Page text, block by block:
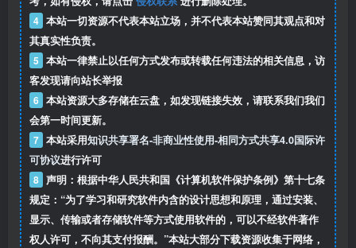
4 本站一切资源不代表本站立场，并不代表本站赞同其观点和对
其真实性负责。
5 本站一律禁止以任何方式发布或转载任何违法的相关信息，访
客发现请向站长举报
6 本站资源大多存储在云盘，如发现链接失效，请联系我们我们
会第一时间更新。
7 本站采用知识共享署名-非商业性使用-相同方式共享4.0国际许
可协议进行许可
8 声明：根据中华人民共和国《计算机软件保护条例》第十七条
规定：“为了学习和研究软件内含的设计思想和原理，通过安装、
显示、传输或者存储软件等方式使用软件的，可以不经软件著作
权人许可，不向其支付报酬。”本站大部分下载资源收集于网络，